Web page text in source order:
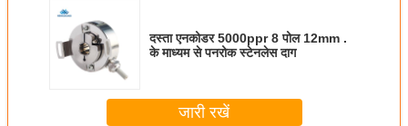
दस्ता एनकोडर 5000ppr 8 पोल 12mm .
के माध्यम से पनरोक स्टेनलेस दाग
जारी रखें